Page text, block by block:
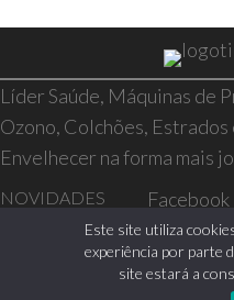
Líder Saúde, Máquinas de
Ozono, Colchões,
Envelhecer na forma mais
NOVIDADES
SAÚDE E BEM-
Facebook
Instagram
Este site utiliza
experiência por parte
site estará a